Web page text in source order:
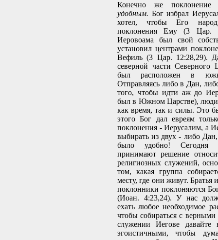
Конечно же поклонение
удобным. Бог избрал
хотел, чтобы Его
поклонения Ему (3 Цар.
Иеровоама был свой
установил центрами
Вефиль (3 Цар. 12:28,29).
северной части Северного
был расположен в
Отправляясь либо в Дан,
того, чтобы идти аж до
был в Южном Царстве), люди
как время, так и силы. Это
этого Бог дал евреям
поклонения - Иерусалим, а
выбирать из двух - либо
было удобно! Сегодня
принимают решение
религиозных служений,
том, какая группа
месту, где они живут. Братья
поклонники поклоняются
(Иоан. 4:23,24). У нас
ехать любое необходимое
чтобы собираться с
служении Иегове давайте
эгоистичными, чтобы